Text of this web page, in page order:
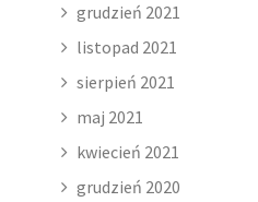
grudzień 2021
listopad 2021
sierpień 2021
maj 2021
kwiecień 2021
grudzień 2020